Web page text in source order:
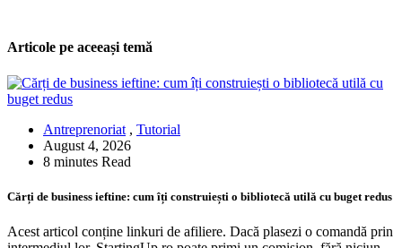
Articole pe aceeași temă
Antreprenoriat , Tutorial
August 4, 2026
8 minutes Read
Cărți de business ieftine: cum îți construiești o bibliotecă utilă cu buget redus
Acest articol conține linkuri de afiliere. Dacă plasezi o comandă prin